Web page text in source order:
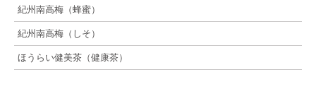
紀州南高梅（蜂蜜）
紀州南高梅（しそ）
ほうらい健美茶（健康茶）